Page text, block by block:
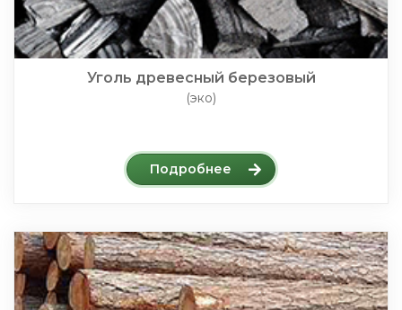
Уголь древесный березовый
(эко)
Подробнее